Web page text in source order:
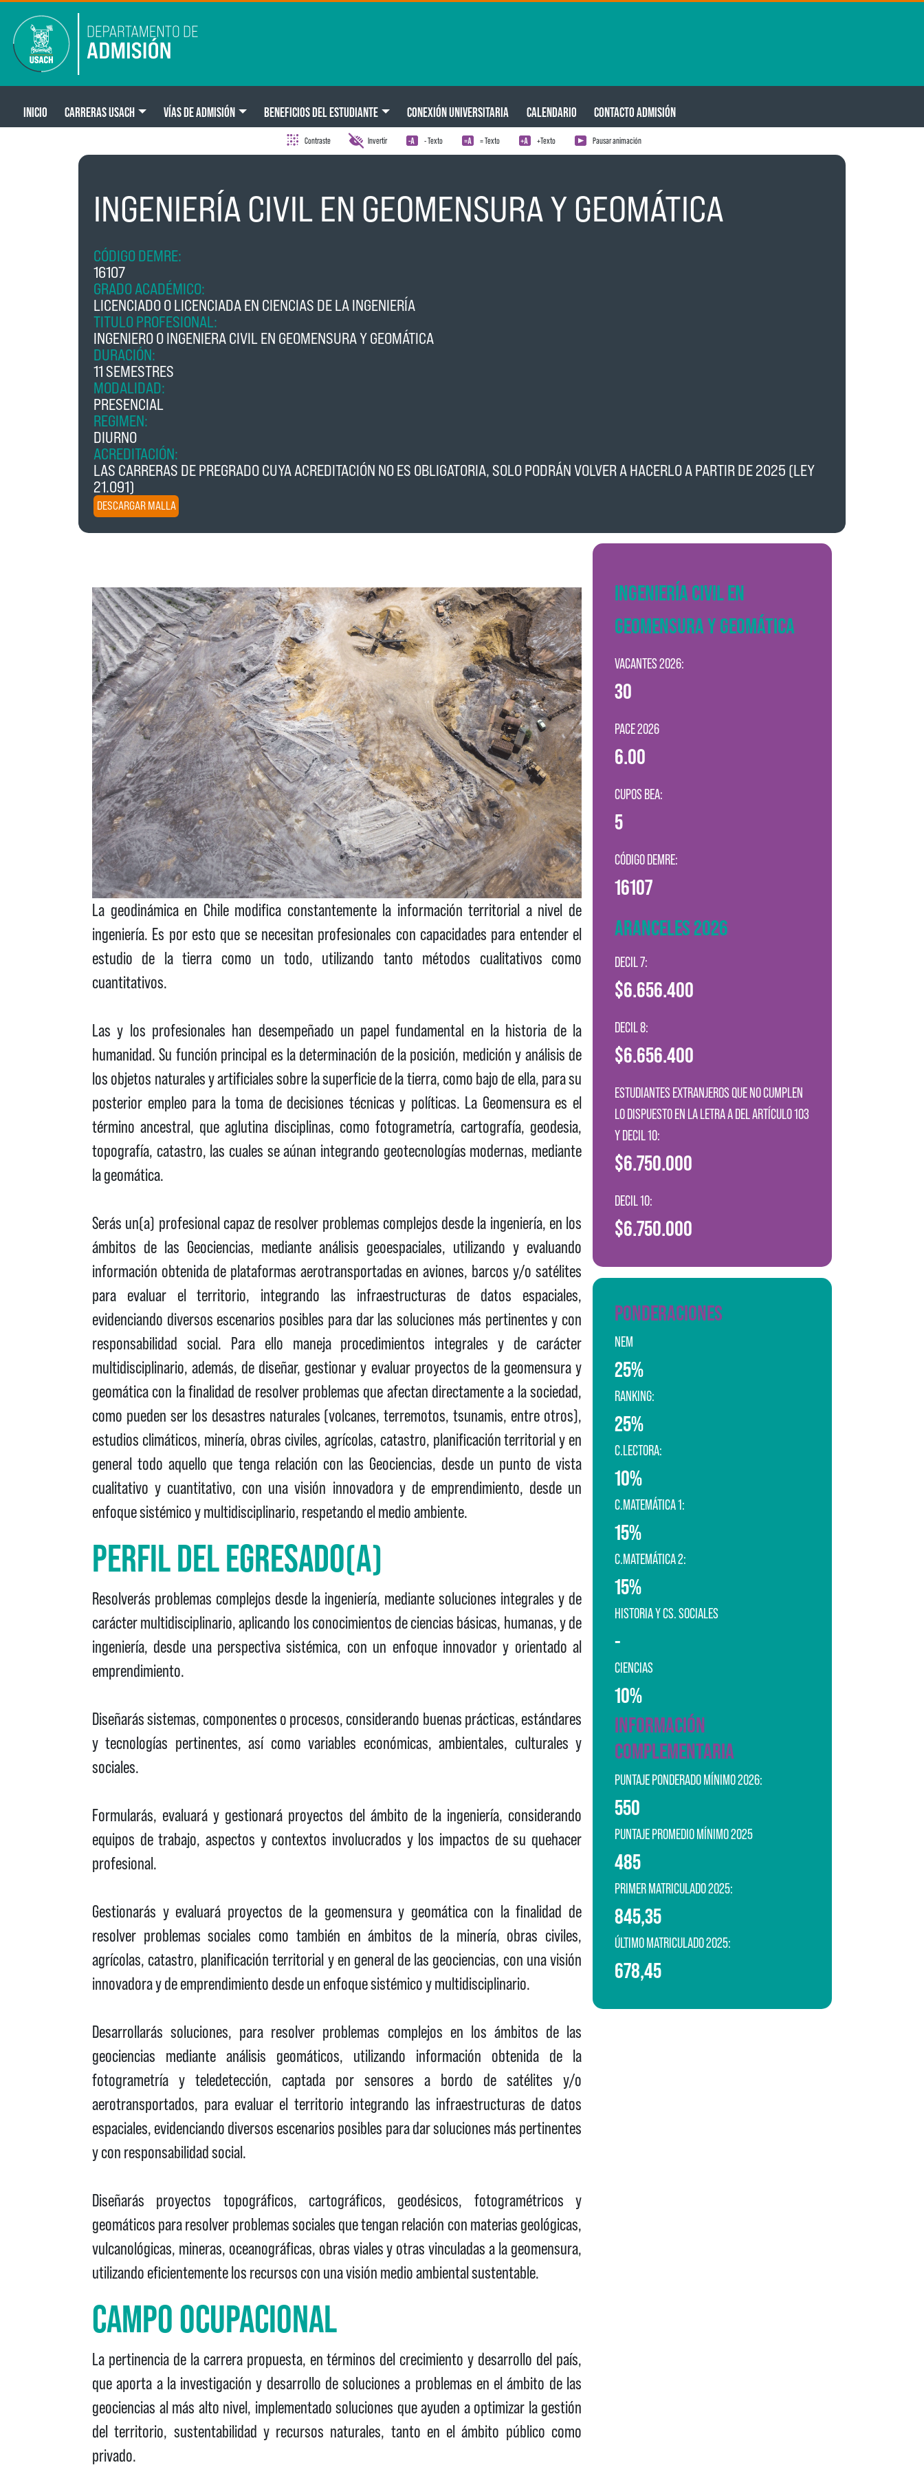
Main navigation
INICIO CARRERAS USACH VÍAS DE ADMISIÓN BENEFICIOS DEL ESTUDIANTE CONEXIÓN UNIVERSITARIA CALENDARIO CONTACTO ADMISIÓN
Contraste Invertir - Texto = Texto +Texto Pausar animación
INGENIERÍA CIVIL EN GEOMENSURA Y GEOMÁTICA
CÓDIGO DEMRE:
16107
GRADO ACADÉMICO:
LICENCIADO O LICENCIADA EN CIENCIAS DE LA INGENIERÍA
TITULO PROFESIONAL:
INGENIERO O INGENIERA CIVIL EN GEOMENSURA Y GEOMÁTICA
DURACIÓN:
11 SEMESTRES
MODALIDAD:
PRESENCIAL
REGIMEN:
DIURNO
ACREDITACIÓN:
LAS CARRERAS DE PREGRADO CUYA ACREDITACIÓN NO ES OBLIGATORIA, SOLO PODRÁN VOLVER A HACERLO A PARTIR DE 2025 (LEY
21.091)
DESCARGAR MALLA
La geodinámica en Chile modifica constantemente la información territorial a nivel de
ingeniería. Es por esto que se necesitan profesionales con capacidades para entender el
estudio de la tierra como un todo, utilizando tanto métodos cualitativos como
cuantitativos.
Las y los profesionales han desempeñado un papel fundamental en la historia de la
humanidad. Su función principal es la determinación de la posición, medición y análisis de
los objetos naturales y artificiales sobre la superficie de la tierra, como bajo de ella, para su
posterior empleo para la toma de decisiones técnicas y políticas. La Geomensura es el
término ancestral, que aglutina disciplinas, como fotogrametría, cartografía, geodesia,
topografía, catastro, las cuales se aúnan integrando geotecnologías modernas, mediante
la geomática.
Serás un(a) profesional capaz de resolver problemas complejos desde la ingeniería, en los
ámbitos de las Geociencias, mediante análisis geoespaciales, utilizando y evaluando
información obtenida de plataformas aerotransportadas en aviones, barcos y/o satélites
para evaluar el territorio, integrando las infraestructuras de datos espaciales,
evidenciando diversos escenarios posibles para dar las soluciones más pertinentes y con
responsabilidad social. Para ello maneja procedimientos integrales y de carácter
multidisciplinario, además, de diseñar, gestionar y evaluar proyectos de la geomensura y
geomática con la finalidad de resolver problemas que afectan directamente a la sociedad,
como pueden ser los desastres naturales (volcanes, terremotos, tsunamis, entre otros),
estudios climáticos, minería, obras civiles, agrícolas, catastro, planificación territorial y en
general todo aquello que tenga relación con las Geociencias, desde un punto de vista
cualitativo y cuantitativo, con una visión innovadora y de emprendimiento, desde un
enfoque sistémico y multidisciplinario, respetando el medio ambiente.
PERFIL DEL EGRESADO(A)
Resolverás problemas complejos desde la ingeniería, mediante soluciones integrales y de
carácter multidisciplinario, aplicando los conocimientos de ciencias básicas, humanas, y de
ingeniería, desde una perspectiva sistémica, con un enfoque innovador y orientado al
emprendimiento.
Diseñarás sistemas, componentes o procesos, considerando buenas prácticas, estándares
y tecnologías pertinentes, así como variables económicas, ambientales, culturales y
sociales.
Formularás, evaluará y gestionará proyectos del ámbito de la ingeniería, considerando
equipos de trabajo, aspectos y contextos involucrados y los impactos de su quehacer
profesional.
Gestionarás y evaluará proyectos de la geomensura y geomática con la finalidad de
resolver problemas sociales como también en ámbitos de la minería, obras civiles,
agrícolas, catastro, planificación territorial y en general de las geociencias, con una visión
innovadora y de emprendimiento desde un enfoque sistémico y multidisciplinario.
Desarrollarás soluciones, para resolver problemas complejos en los ámbitos de las
geociencias mediante análisis geomáticos, utilizando información obtenida de la
fotogrametría y teledetección, captada por sensores a bordo de satélites y/o
aerotransportados, para evaluar el territorio integrando las infraestructuras de datos
espaciales, evidenciando diversos escenarios posibles para dar soluciones más pertinentes
y con responsabilidad social.
Diseñarás proyectos topográficos, cartográficos, geodésicos, fotogramétricos y
geomáticos para resolver problemas sociales que tengan relación con materias geológicas,
vulcanológicas, mineras, oceanográficas, obras viales y otras vinculadas a la geomensura,
utilizando eficientemente los recursos con una visión medio ambiental sustentable.
CAMPO OCUPACIONAL
La pertinencia de la carrera propuesta, en términos del crecimiento y desarrollo del país,
que aporta a la investigación y desarrollo de soluciones a problemas en el ámbito de las
geociencias al más alto nivel, implementado soluciones que ayuden a optimizar la gestión
del territorio, sustentabilidad y recursos naturales, tanto en el ámbito público como
privado.
INGENIERÍA CIVIL EN
GEOMENSURA Y GEOMÁTICA
VACANTES 2026:
30
PACE 2026
6.00
CUPOS BEA:
5
CÓDIGO DEMRE:
16107
ARANCELES 2026
DECIL 7:
$6.656.400
DECIL 8:
$6.656.400
ESTUDIANTES EXTRANJEROS QUE NO CUMPLEN
LO DISPUESTO EN LA LETRA A DEL ARTÍCULO 103
Y DECIL 10:
$6.750.000
DECIL 10:
$6.750.000
PONDERACIONES
NEM
25%
RANKING:
25%
C.LECTORA:
10%
C.MATEMÁTICA 1:
15%
C.MATEMÁTICA 2:
15%
HISTORIA Y CS. SOCIALES
-
CIENCIAS
10%
INFORMACIÓN
COMPLEMENTARIA
PUNTAJE PONDERADO MÍNIMO 2026:
550
PUNTAJE PROMEDIO MÍNIMO 2025
485
PRIMER MATRICULADO 2025:
845,35
ÚLTIMO MATRICULADO 2025:
678,45